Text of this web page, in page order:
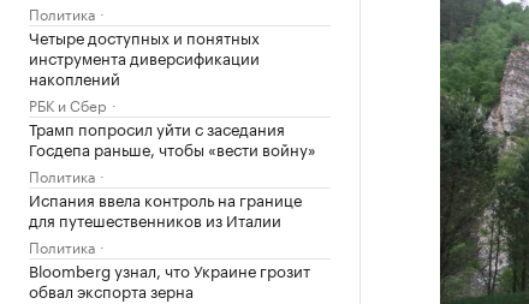
Политика
Четыре доступных и понятных
инструмента диверсификации
накоплений
РБК и Сбер
Трамп попросил уйти с заседания
Госдепа раньше, чтобы «вести войну»
Политика
Испания ввела контроль на границе
для путешественников из Италии
Политика
Bloomberg узнал, что Украине грозит
обвал экспорта зерна